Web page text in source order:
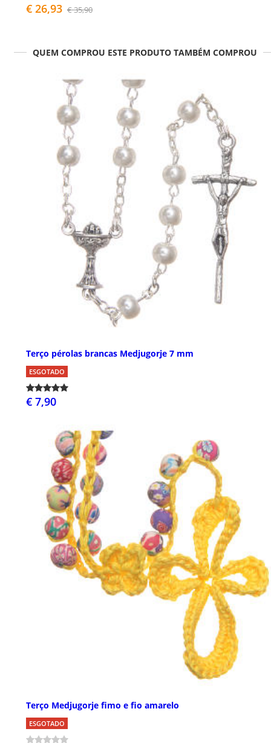
€ 26,93 € 35,90
QUEM COMPROU ESTE PRODUTO TAMBÉM COMPROU
Terço pérolas brancas Medjugorje 7 mm
ESGOTADO
€ 7,90
Terço Medjugorje fimo e fio amarelo
ESGOTADO